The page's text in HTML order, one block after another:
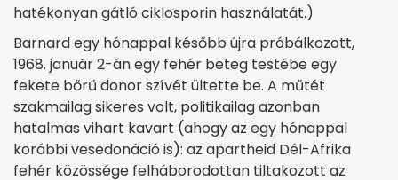
hatékonyan gátló ciklosporin használatát.)
Barnard egy hónappal később újra próbálkozott,
1968. január 2-án egy fehér beteg testébe egy
fekete bőrű donor szívét ültette be. A műtét
szakmailag sikeres volt, politikailag azonban
hatalmas vihart kavart (ahogy az egy hónappal
korábbi vesedonáció is): az apartheid Dél-Afrika
fehér közössége felháborodottan tiltakozott az